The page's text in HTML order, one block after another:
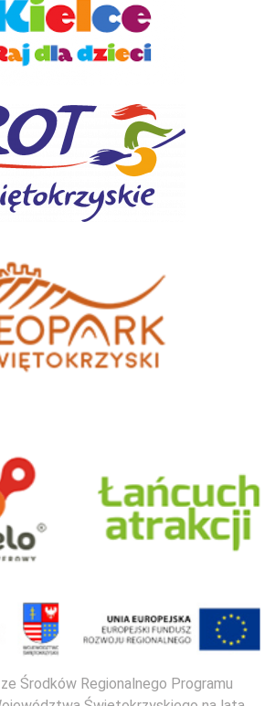
Środków Regionalnego Programu